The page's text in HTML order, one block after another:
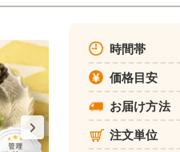
時間帯
価格目安
お届け方法
注文単位